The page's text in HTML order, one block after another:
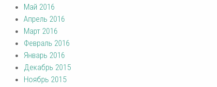
Май 2016
Апрель 2016
Март 2016
Февраль 2016
Январь 2016
Декабрь 2015
Ноябрь 2015